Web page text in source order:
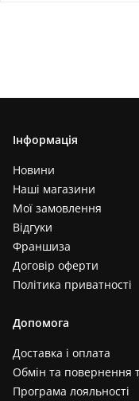
Інформація
Новини
Наші магазини
Мої замовлення
Відгуки
Франшиза
Договір оферти
Політика приватності
Допомога
Доставка і оплата
Обмін та повернення
Програма лояльності